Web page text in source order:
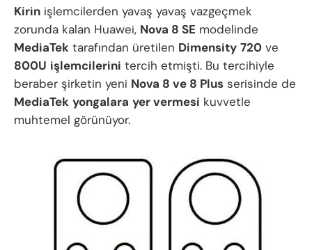
Kirin işlemcilerden yavaş yavaş vazgeçmek
zorunda kalan Huawei, Nova 8 SE modelinde
MediaTek tarafından üretilen Dimensity 720 ve
800U işlemcilerini tercih etmişti. Bu tercihiyle
beraber şirketin yeni Nova 8 ve 8 Plus serisinde de
MediaTek yongalara yer vermesi kuvvetle
muhtemel görünüyor.